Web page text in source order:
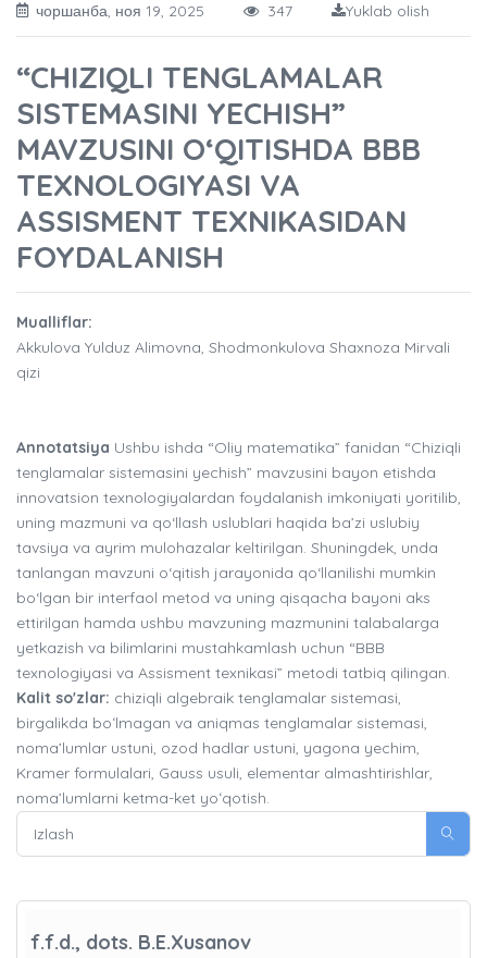
чоршанба, ноя 19, 2025 347 Yuklab olish
“CHIZIQLI TENGLAMALAR
SISTEMASINI YECHISH”
MAVZUSINI O‘QITISHDA BBB
TEXNOLOGIYASI VA
ASSISMENT TEXNIKASIDAN
FOYDALANISH
Mualliflar:
Akkulova Yulduz Alimovna, Shodmonkulova Shaxnoza Mirvali
qizi
Annotatsiya Ushbu ishda “Oliy matematika” fanidan “Chiziqli
tenglamalar sistemasini yechish” mavzusini bayon etishda
innovatsion texnologiyalardan foydalanish imkoniyati yoritilib,
uning mazmuni va qo‘llash uslublari haqida ba’zi uslubiy
tavsiya va ayrim mulohazalar keltirilgan. Shuningdek, unda
tanlangan mavzuni o‘qitish jarayonida qo‘llanilishi mumkin
bo‘lgan bir interfaol metod va uning qisqacha bayoni aks
ettirilgan hamda ushbu mavzuning mazmunini talabalarga
yetkazish va bilimlarini mustahkamlash uchun “BBB
texnologiyasi va Assisment texnikasi” metodi tatbiq qilingan.
Kalit so'zlar: chiziqli algebraik tenglamalar sistemasi,
birgalikda boʻlmagan va aniqmas tenglamalar sistemasi,
noma’lumlar ustuni, ozod hadlar ustuni, yagona yechim,
Kramer formulalari, Gauss usuli, elementar almashtirishlar,
noma’lumlarni ketma-ket yoʻqotish.
f.f.d., dots. B.E.Xusanov